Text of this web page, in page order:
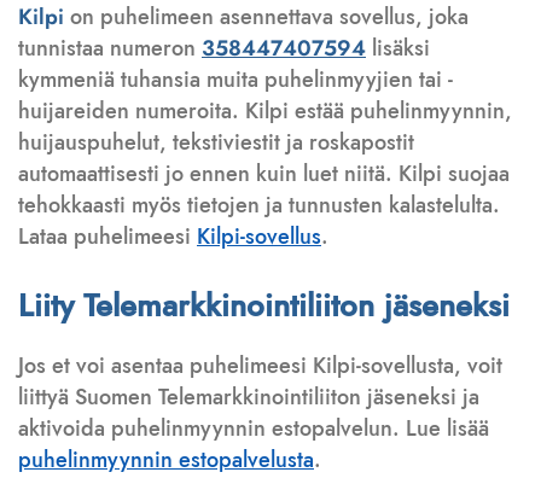
Kilpi on puhelimeen asennettava sovellus, joka
tunnistaa numeron 358447407594 lisäksi
kymmeniä tuhansia muita puhelinmyyjien tai -
huijareiden numeroita. Kilpi estää puhelinmyynnin,
huijauspuhelut, tekstiviestit ja roskapostit
automaattisesti jo ennen kuin luet niitä. Kilpi suojaa
tehokkaasti myös tietojen ja tunnusten kalastelulta.
Lataa puhelimeesi Kilpi-sovellus.
Liity Telemarkkinointiliiton jäseneksi
Jos et voi asentaa puhelimeesi Kilpi-sovellusta, voit
liittyä Suomen Telemarkkinointiliiton jäseneksi ja
aktivoida puhelinmyynnin estopalvelun. Lue lisää
puhelinmyynnin estopalvelusta.